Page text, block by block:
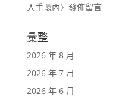
入手環內〉發佈留言
彙整
2026 年 8 月
2026 年 7 月
2026 年 6 月